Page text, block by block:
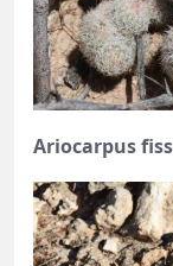
Ariocarpus